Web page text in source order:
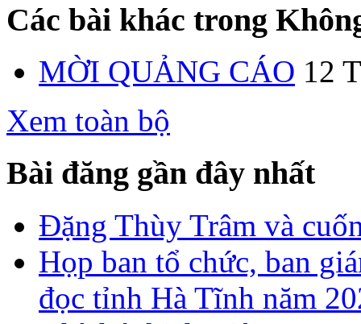
Các bài khác trong
MỜI QUẢNG CÁO 12
Xem toàn bộ
Bài đăng gần đây nhất
Đặng Thùy Trâm và
Họp ban tổ chức, ban
đọc tỉnh Hà Tĩnh năm